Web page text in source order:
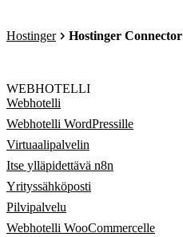
Hostinger Hostinger Connector
WEBHOTELLI
Webhotelli
Webhotelli WordPressille
Virtuaalipalvelin
Itse ylläpidettävä n8n
Yrityssähköposti
Pilvipalvelu
Webhotelli WooCommercelle